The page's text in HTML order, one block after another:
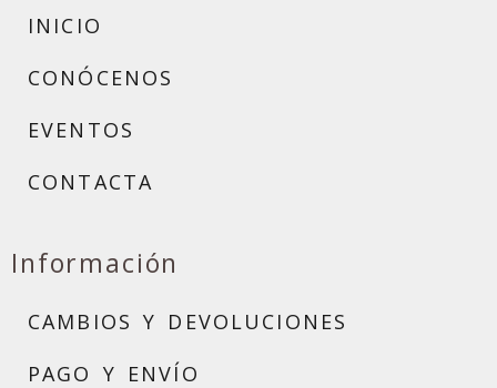
INICIO
CONÓCENOS
EVENTOS
CONTACTA
Información
CAMBIOS Y DEVOLUCIONES
PAGO Y ENVÍO